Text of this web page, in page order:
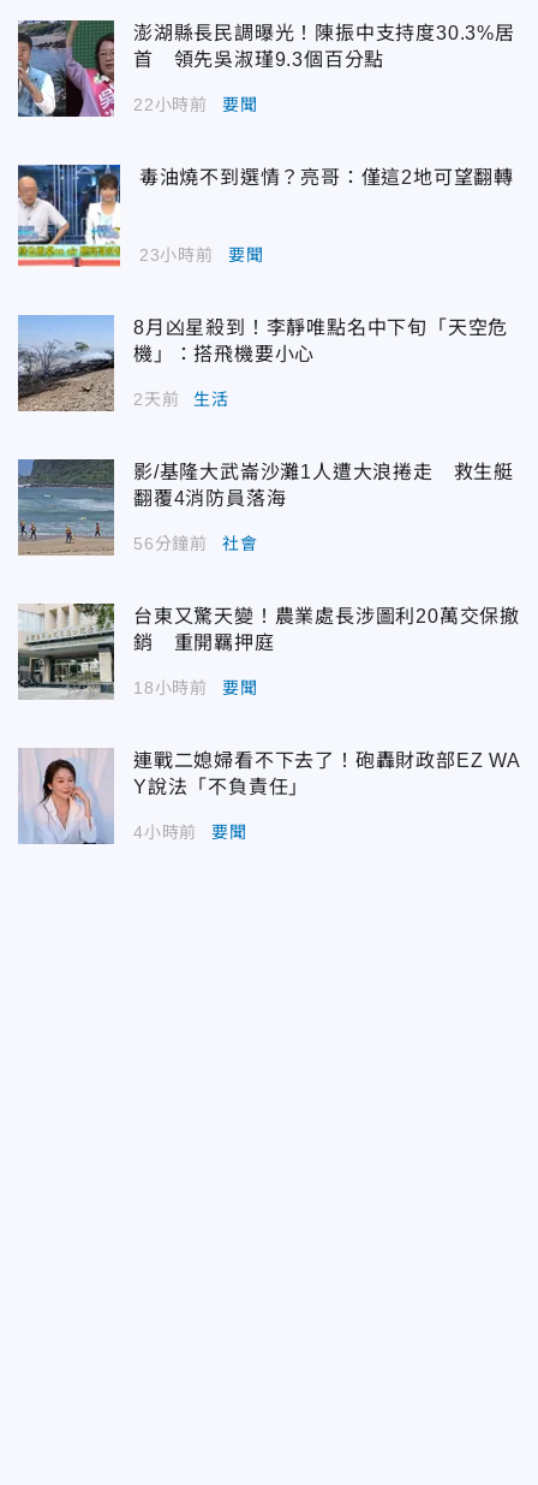
澎湖縣長民調曝光！陳振中支持度30.3%居
首 領先吳淑瑾9.3個百分點
22小時前 要聞
毒油燒不到選情？亮哥：僅這2地可望翻轉
23小時前 要聞
8月凶星殺到！李靜唯點名中下旬「天空危
機」：搭飛機要小心
2天前 生活
影/基隆大武崙沙灘1人遭大浪捲走 救生艇
翻覆4消防員落海
56分鐘前 社會
台東又驚天變！農業處長涉圖利20萬交保撤
銷 重開羈押庭
18小時前 要聞
連戰二媳婦看不下去了！砲轟財政部EZ WA
Y說法「不負責任」
4小時前 要聞